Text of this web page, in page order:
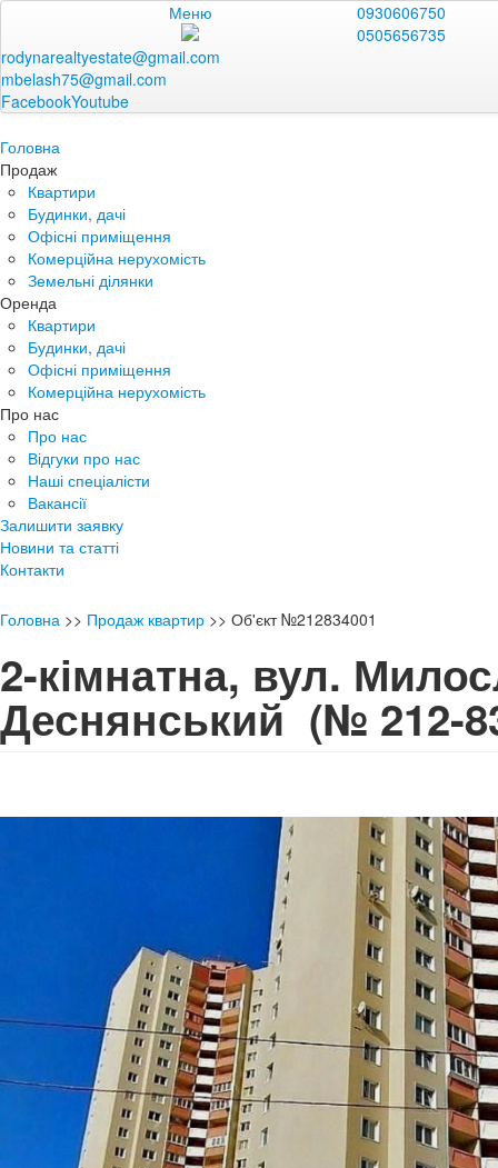
Меню
0930606750
0505656735
rodynarealtyestate@gmail.com
mbelash75@gmail.com
FacebookYoutube
Головна
Продаж
Квартири
Будинки, дачі
Офісні приміщення
Комерційна нерухомість
Земельні ділянки
Оренда
Квартири
Будинки, дачі
Офісні приміщення
Комерційна нерухомість
Про нас
Про нас
Відгуки про нас
Наші спеціалісти
Вакансії
Залишити заявку
Новини та статті
Контакти
Головна >> Продаж квартир >> Об'єкт №212834001
2-кімнатна, вул.
Деснянський (№ 212-